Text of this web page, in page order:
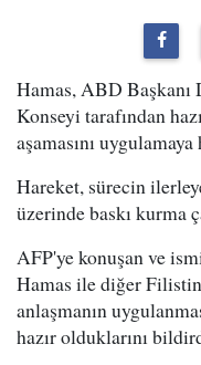
Hamas, ABD Başkanı
Konseyi tarafından
aşamasını
Hareket, sürecin
üzerinde baskı kurma
AFP'ye konuşan ve
Hamas ile diğer
anlaşmanın
hazır olduklarını